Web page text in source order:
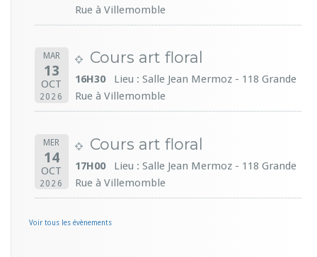
Rue à Villemomble
MAR
13
OCT
2026
Cours art floral
16H30
Lieu : Salle Jean Mermoz - 118 Grande
Rue à Villemomble
MER
14
OCT
2026
Cours art floral
17H00
Lieu : Salle Jean Mermoz - 118 Grande
Rue à Villemomble
Voir tous les évènements